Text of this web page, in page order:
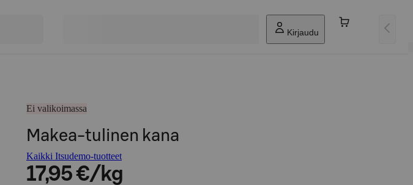
Kirjaudu
Ei valikoimassa
Makea-tulinen kana
Kaikki Itsudemo-tuotteet
17,95 €/kg